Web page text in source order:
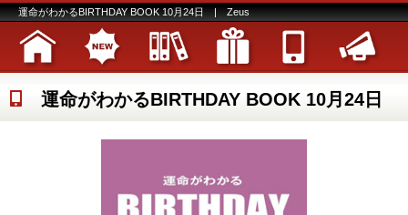
運命がわかるBIRTHDAY BOOK 10月24日 | Zeus
運命がわかるBIRTHDAY BOOK 10月24日